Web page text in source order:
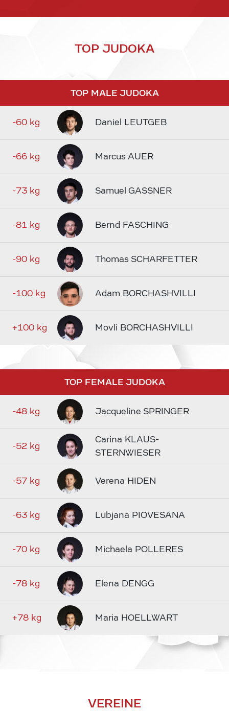
TOP JUDOKA
TOP MALE JUDOKA
-60 kg Daniel LEUTGEB
-66 kg Marcus AUER
-73 kg Samuel GASSNER
-81 kg Bernd FASCHING
-90 kg Thomas SCHARFETTER
-100 kg Adam BORCHASHVILLI
+100 kg Movli BORCHASHVILLI
TOP FEMALE JUDOKA
-48 kg Jacqueline SPRINGER
-52 kg
Carina KLAUS-
STERNWIESER
-57 kg Verena HIDEN
-63 kg Lubjana PIOVESANA
-70 kg Michaela POLLERES
-78 kg Elena DENGG
+78 kg Maria HOELLWART
VEREINE